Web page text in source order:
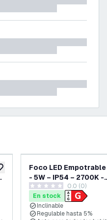
a lista de deseos
Foco LED
- 5W – IP54 – 2700K -
Inclinable
0 estrellas de puntuación
0.0 (0)
En stock
Inclinable
Regulable hasta 5%